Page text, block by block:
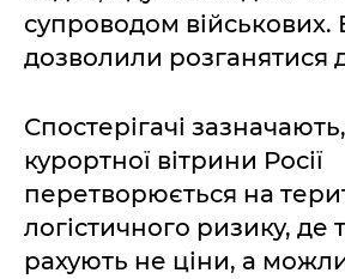
супроводом військових.
дозволили розганятися
Спостерігачі
курортної вітрини Росії
перетворюється на
логістичного ризику, де
рахують не ціни, а